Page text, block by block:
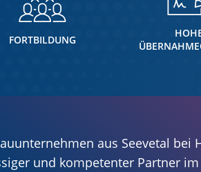
FORTBILDUNG
aus Seevetal bei
und kompetenter Partner